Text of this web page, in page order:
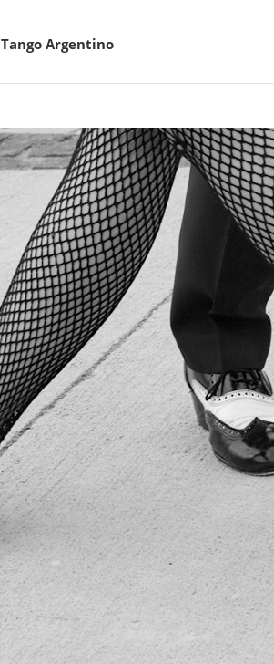
Tango Argentino